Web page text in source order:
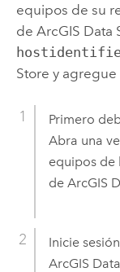
equipos de su
de ArcGIS Data
Store y agregue
Primero
Abra una
equipos de
de ArcGIS
Inicie
ArcGIS